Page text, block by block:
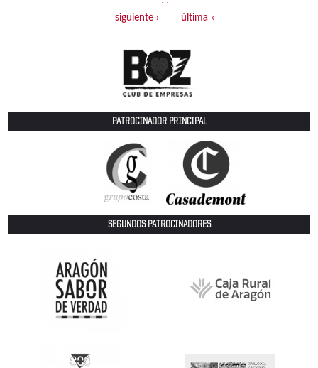
siguiente › última »
PATROCINADOR PRINCIPAL
SEGUNDOS PATROCINADORES